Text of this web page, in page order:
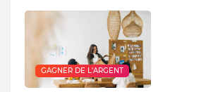
GAGNER DE L'ARGENT